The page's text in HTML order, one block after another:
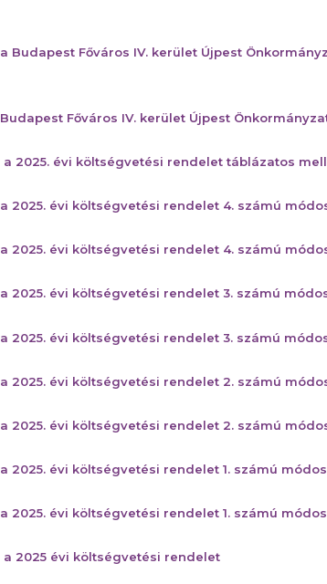
a Budapest Főváros IV. kerület Újpest
Budapest Főváros IV. kerület Újpest
a 2025. évi költségvetési rendelet táblázatos
a 2025. évi költségvetési rendelet 4. számú
a 2025. évi költségvetési rendelet 4. számú
a 2025. évi költségvetési rendelet 3. számú
a 2025. évi költségvetési rendelet 3. számú
a 2025. évi költségvetési rendelet 2. számú
a 2025. évi költségvetési rendelet 2. számú
a 2025. évi költségvetési rendelet 1. számú
a 2025. évi költségvetési rendelet 1. számú
a 2025 évi költségvetési rendelet